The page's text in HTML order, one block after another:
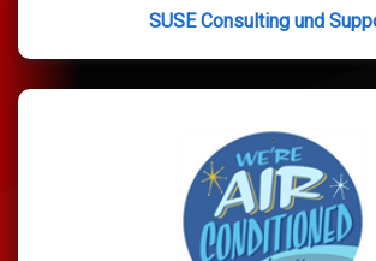
SUSE Consulting und